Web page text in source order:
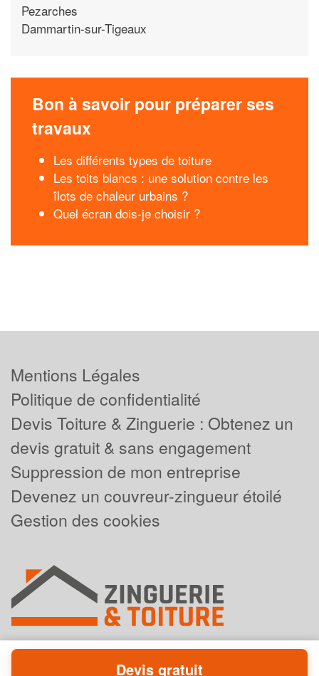
Pezarches
Dammartin-sur-Tigeaux
Bon à savoir pour préparer ses
travaux
Les différents types de toiture
Les toits blancs : une solution contre les
îlots de chaleur urbains ?
Quel écran dois-je choisir ?
Mentions Légales
Politique de confidentialité
Devis Toiture & Zinguerie : Obtenez un
devis gratuit & sans engagement
Suppression de mon entreprise
Devenez un couvreur-zingueur étoilé
Gestion des cookies
Devis gratuit